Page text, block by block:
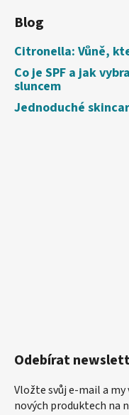
Blog
Citronella: Vůně,
Co je SPF a jak
sluncem
Jednoduché
Odebírat
Vložte svůj e-mail a
nových produktech na